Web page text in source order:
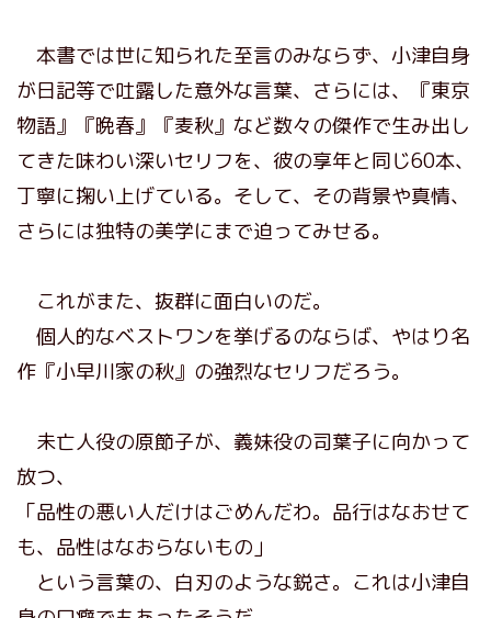
本書では世に知られた至言のみならず、小津自身
が日記等で吐露した意外な言葉、さらには、『東京
物語』『晩春』『麦秋』など数々の傑作で生み出し
てきた味わい深いセリフを、彼の享年と同じ60本、
丁寧に掬い上げている。そして、その背景や真情、
さらには独特の美学にまで迫ってみせる。
これがまた、抜群に面白いのだ。
個人的なベストワンを挙げるのならば、やはり名
作『小早川家の秋』の強烈なセリフだろう。
未亡人役の原節子が、義妹役の司葉子に向かって
放つ、
「品性の悪い人だけはごめんだわ。品行はなおせて
も、品性はなおらないもの」
という言葉の、白刃のような鋭さ。これは小津自